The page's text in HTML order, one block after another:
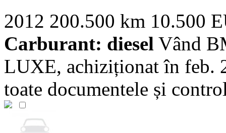
2012 200.500 km 10.500
Carburant: diesel Vând
LUXE, achiziționat în feb.
toate documentele și